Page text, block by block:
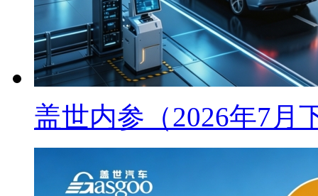
盖世内参（2026年7月